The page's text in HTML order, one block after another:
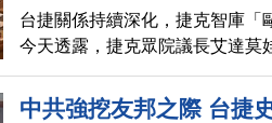
台捷關係持續深化，捷克智庫「
今天透露，捷克眾院議長艾達莫
計明年春季率團訪台，「應會是
中共強挖友邦之際 台捷